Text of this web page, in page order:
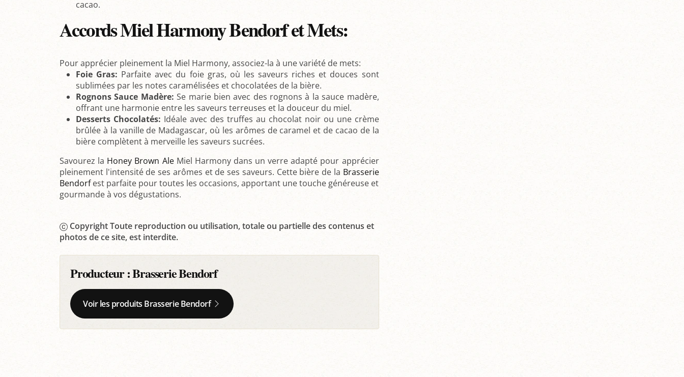
cacao.
Accords Miel Harmony Bendorf et Mets:
Pour apprécier pleinement la Miel Harmony, associez-la à une variété de mets:
Foie Gras: Parfaite avec du foie gras, où les saveurs riches et douces sont
sublimées par les notes caramélisées et chocolatées de la bière.
Rognons Sauce Madère: Se marie bien avec des rognons à la sauce madère,
offrant une harmonie entre les saveurs terreuses et la douceur du miel.
Desserts Chocolatés: Idéale avec des truffes au chocolat noir ou une crème
brûlée à la vanille de Madagascar, où les arômes de caramel et de cacao de la
bière complètent à merveille les saveurs sucrées.
Savourez la Honey Brown AleMiel Harmony dans un verre adapté pour apprécier
pleinement l'intensité de ses arômes et de ses saveurs. Cette bière de la Brasserie
Bendorfest parfaite pour toutes les occasions, apportant une touche généreuse et
gourmande à vos dégustations.
Copyright Toute reproduction ou utilisation, totale ou partielle des contenus et
photos de ce site, est interdite.
Producteur :Brasserie Bendorf
Voir les produits Brasserie Bendorf